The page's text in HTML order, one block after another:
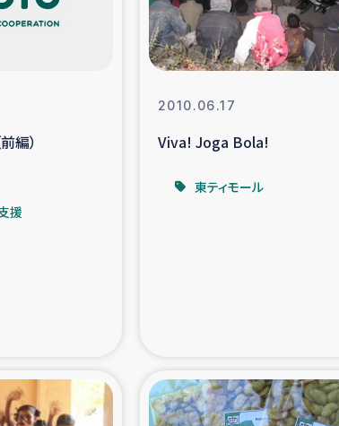
復興支援事業
令和6年能登半島地震 緊急支援
ミャンマー緊急支援
神原ゼミxパルシック
編）
援
2010.06.17
Viva! Joga Bola!
東ティモール